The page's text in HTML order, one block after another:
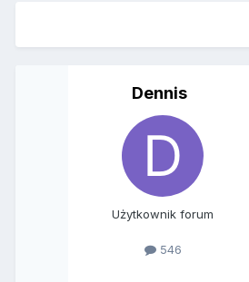
Dennis
Użytkownik forum
546